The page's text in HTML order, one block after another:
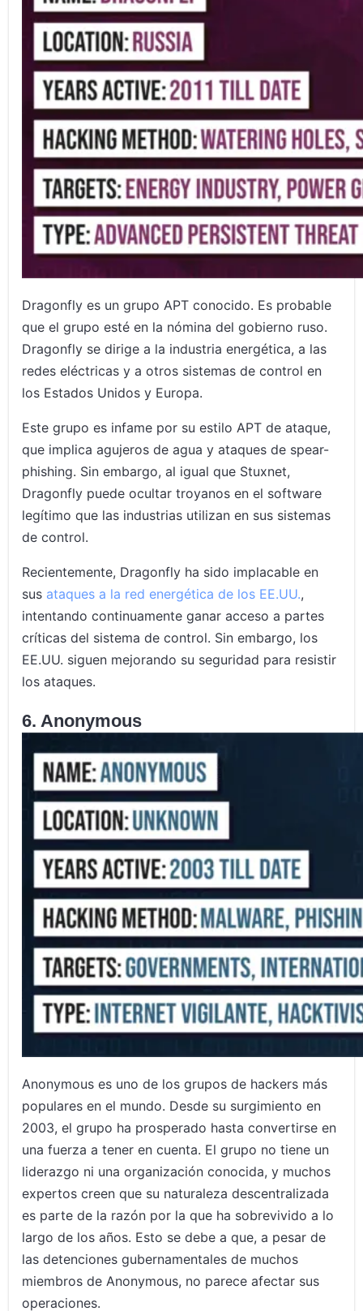
Dragonfly es un grupo APT conocido. Es probable
que el grupo esté en la nómina del gobierno ruso.
Dragonfly se dirige a la industria energética, a las
redes eléctricas y a otros sistemas de control en
los Estados Unidos y Europa.
Este grupo es infame por su estilo APT de ataque,
que implica agujeros de agua y ataques de spear-
phishing. Sin embargo, al igual que Stuxnet,
Dragonfly puede ocultar troyanos en el software
legítimo que las industrias utilizan en sus sistemas
de control.
Recientemente, Dragonfly ha sido implacable en
sus ataques a la red energética de los EE.UU.,
intentando continuamente ganar acceso a partes
críticas del sistema de control. Sin embargo, los
EE.UU. siguen mejorando su seguridad para resistir
los ataques.
6. Anonymous
Anonymous es uno de los grupos de hackers más
populares en el mundo. Desde su surgimiento en
2003, el grupo ha prosperado hasta convertirse en
una fuerza a tener en cuenta. El grupo no tiene un
liderazgo ni una organización conocida, y muchos
expertos creen que su naturaleza descentralizada
es parte de la razón por la que ha sobrevivido a lo
largo de los años. Esto se debe a que, a pesar de
las detenciones gubernamentales de muchos
miembros de Anonymous, no parece afectar sus
operaciones.